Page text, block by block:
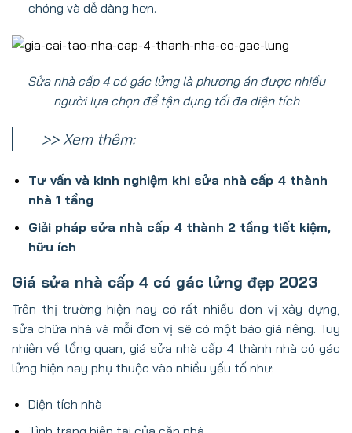
chóng và dễ dàng hơn.
Sửa nhà cấp 4 có gác lửng là phương án được nhiều
người lựa chọn để tận dụng tối đa diện tích
>> Xem thêm:
Tư vấn và kinh nghiệm khi sửa nhà cấp 4 thành
nhà 1 tầng
Giải pháp sửa nhà cấp 4 thành 2 tầng tiết kiệm,
hữu ích
Giá sửa nhà cấp 4 có gác lửng đẹp 2023
Trên thị trường hiện nay có rất nhiều đơn vị xây dựng,
sửa chữa nhà và mỗi đơn vị sẽ có một báo giá riêng. Tuy
nhiên về tổng quan, giá sửa nhà cấp 4 thành nhà có gác
lửng hiện nay phụ thuộc vào nhiều yếu tố như:
Diện tích nhà